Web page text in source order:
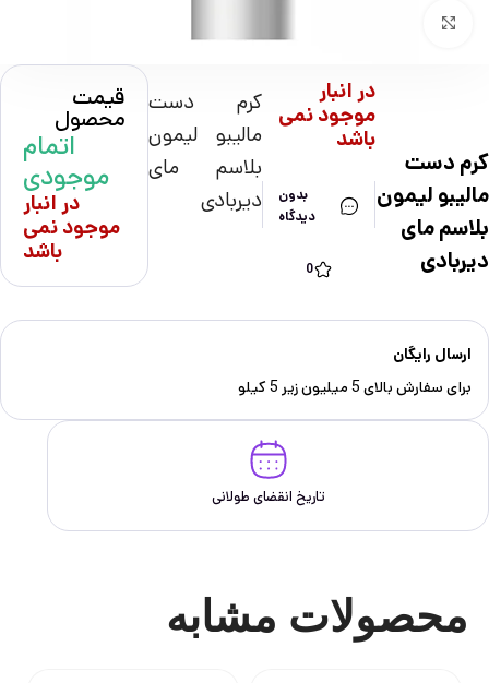
در انبار
موجود نمی
باشد
بدون
دیدگاه
0
کرم دست
مالیبو لیمون
بلاسم مای
دیربادی
کرم دست
مالیبو لیمون
بلاسم مای
دیربادی
قیمت
محصول
اتمام
موجودی
در انبار
موجود نمی
باشد
ارسال رایگان
برای سفارش‌ بالای 5 میلیون زیر 5 کیلو
تاریخ انقضای طولانی
محصولات مشابه